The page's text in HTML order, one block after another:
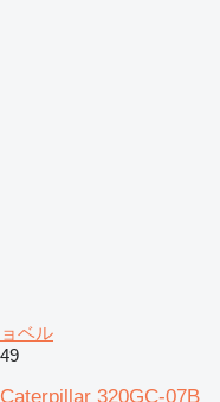
ョベル
49
Caterpillar 320GC-07B